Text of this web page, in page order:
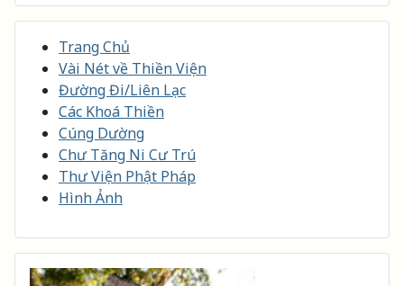
Trang Chủ
Vài Nét về Thiền Viện
Đường Đi/Liên Lạc
Các Khoá Thiền
Cúng Dường
Chư Tăng Ni Cư Trú
Thư Viện Phật Pháp
Hình Ảnh